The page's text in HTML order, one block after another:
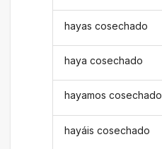
hayas cosechado
haya cosechado
hayamos cosechado
hayáis cosechado